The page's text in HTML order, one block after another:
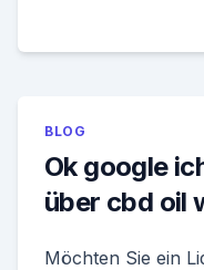
BLOG
Ok google
über cbd oil
Möchten Sie ein